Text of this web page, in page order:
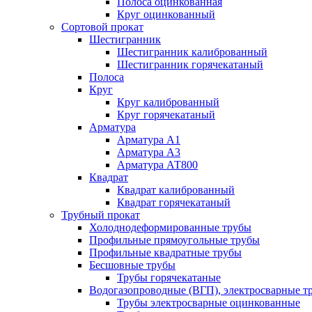
Круг оцинкованный
Сортовой прокат
Шестигранник
Шестигранник калиброванный
Шестигранник горячекатаный
Полоса
Круг
Круг калиброванный
Круг горячекатаный
Арматура
Арматура А1
Арматура А3
Арматура АТ800
Квадрат
Квадрат калиброванный
Квадрат горячекатаный
Трубный прокат
Холоднодеформированные трубы
Профильные прямоугольные трубы
Профильные квадратные трубы
Бесшовные трубы
Трубы горячекатаные
Водогазопроводные (ВГП), электросварные
Трубы электросварные оцинкованные